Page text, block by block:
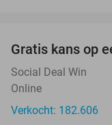
Gratis kans op
Social Deal Win
Online
Verkocht: 182.606